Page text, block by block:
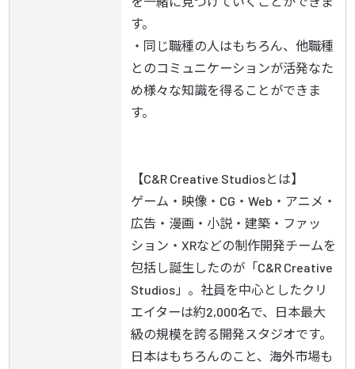
す。
・同じ職種の人はもちろん、他職種
とのコミュニケーションが活発なた
め様々な知識を得ることができま
す。
【C&R Creative Studiosとは】
ゲーム・映像・CG・Web・アニメ・
広告・漫画・小説・建築・ファッ
ション・XRなどの制作開発チームを
包括し誕生したのが「C&R Creative
Studios」。社員を中心としたクリ
エイターは約2,000名で、日本最大
級の規模を誇る開発スタジオです。
日本はもちろんのこと、海外市場も